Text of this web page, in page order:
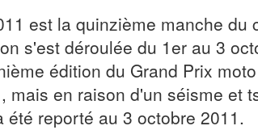
est la quinzième manche du
s'est déroulée du 1er au 3
édition du Grand Prix
mais en raison d'un séisme et
reporté au 3 octobre 2011.